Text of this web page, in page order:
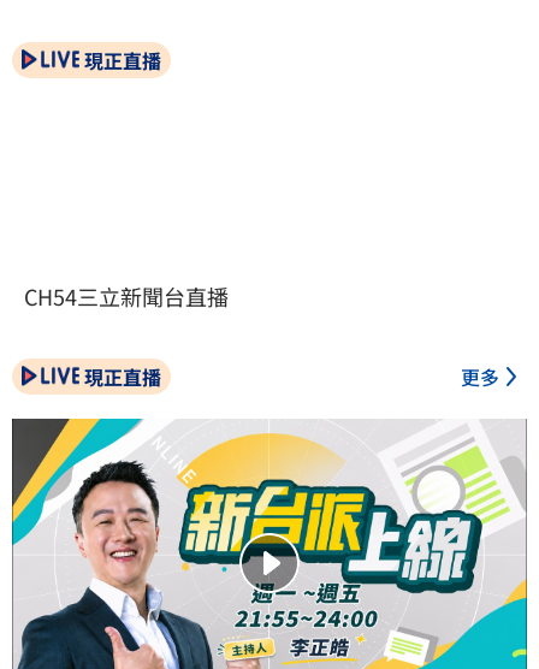
現正直播
CH54三立新聞台直播
現正直播 更多